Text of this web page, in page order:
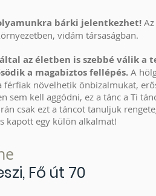
bárki jelentkezhet!
vidám társaságban.
az életben is szebbé válik a
a magabiztos fellépés. A
férfiak növelhetik önbizalmukat,
sem kell aggódni, ez a tánc a Ti
csak ezt a táncot tanuljuk
kapott egy külön alkalmat!
Fő út 70